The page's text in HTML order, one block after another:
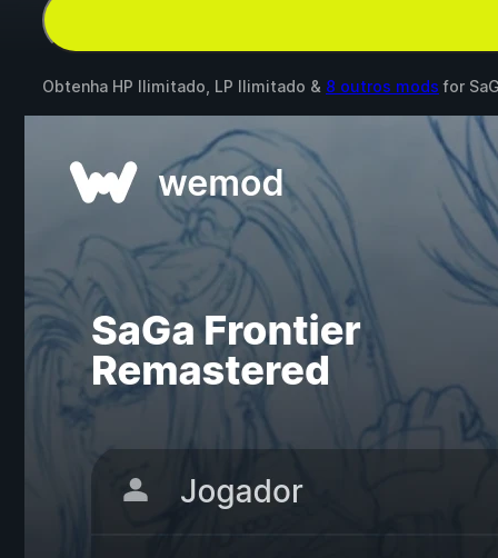
Obtenha HP Ilimitado, LP Ilimitado & 8 outros mods for